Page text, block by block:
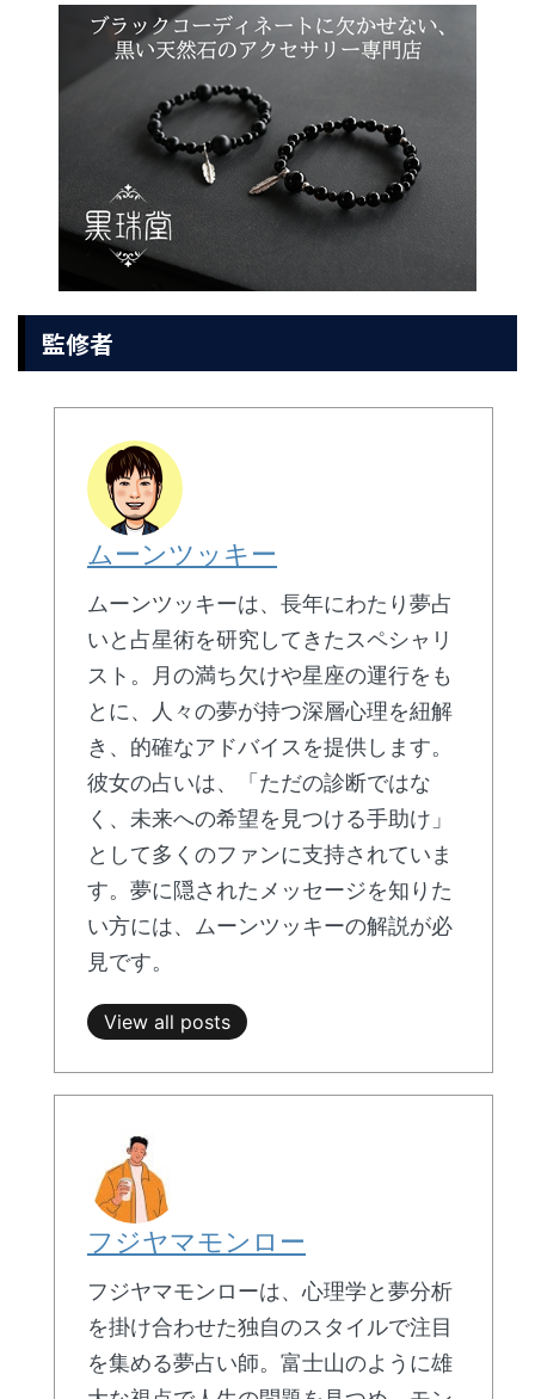
監修者
ムーンツッキー
ムーンツッキーは、長年にわたり夢占
いと占星術を研究してきたスペシャリ
スト。月の満ち欠けや星座の運行をも
とに、人々の夢が持つ深層心理を紐解
き、的確なアドバイスを提供します。
彼女の占いは、「ただの診断ではな
く、未来への希望を見つける手助け」
として多くのファンに支持されていま
す。夢に隠されたメッセージを知りた
い方には、ムーンツッキーの解説が必
見です。
View all posts
フジヤマモンロー
フジヤマモンローは、心理学と夢分析
を掛け合わせた独自のスタイルで注目
を集める夢占い師。富士山のように雄